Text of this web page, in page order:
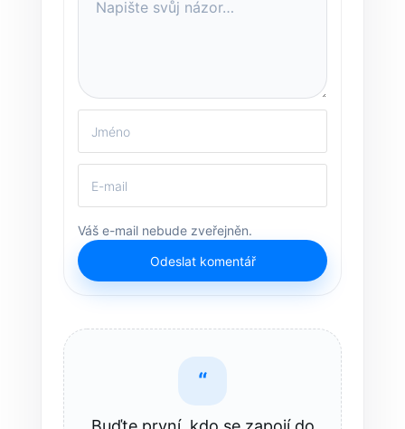
Váš e-mail nebude zveřejněn.
Odeslat komentář
“